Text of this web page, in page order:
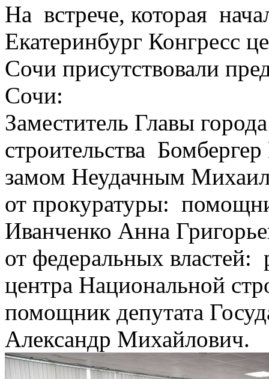
На встрече, которая
Екатеринбург Конгресс
Сочи присутствовали
Сочи:
Заместитель Главы
строительства
замом Неудачным
от прокуратуры:
Иванченко Анна
от федеральных властей:
центра Национальной
помощник депутата
Александр Михайлович.